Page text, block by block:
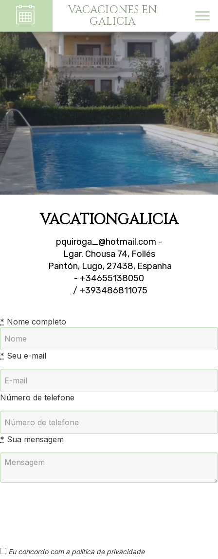
VACACIONES EN
GALICIA
VACATIONGALICIA
pquiroga_@hotmail.com -
Lgar. Chousa 74, Follés
Pantón, Lugo, 27438, Espanha
- +34655138050
/ +393486811075
* Nome completo
* Seu e-mail
Número de telefone
* Sua mensagem
Eu concordo com a política de privacidade